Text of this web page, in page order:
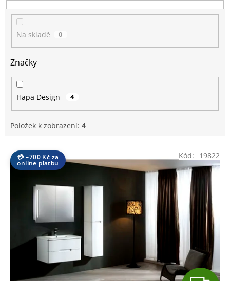
u
Na skladě 0
Značky
Hapa Design 4
Položek k zobrazení: 4
u
💳 –700 Kč za
online platbu
Kód: _19822